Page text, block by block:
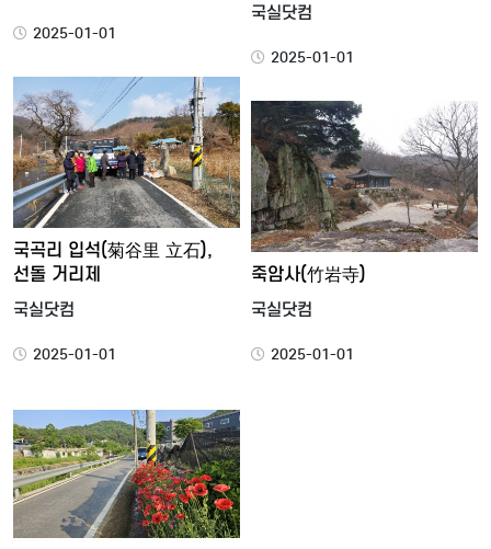
2025-01-01
국실닷컴
2025-01-01
국곡리 입석(菊谷里 立石),
선돌 거리제
국실닷컴
2025-01-01
죽암사(竹岩寺)
국실닷컴
2025-01-01